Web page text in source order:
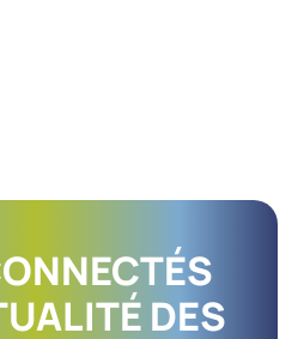
DES